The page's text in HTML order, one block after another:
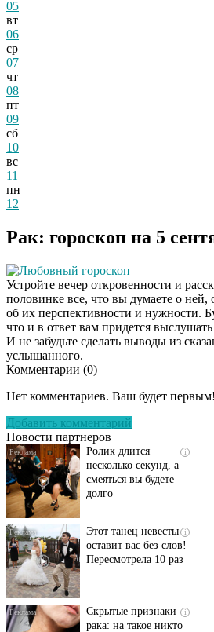
05
вт
06
ср
07
чт
08
пт
09
сб
10
вс
11
пн
12
Рак: гороскоп на 5
Любовный гороскоп
Устройте вечер откровенности и
половинке все, что вы думаете о
об их перспективности и нужности.
что и в ответ вам придется
И не забудьте сделать выводы из
услышанного.
Комментарии (0)
Нет комментариев. Ваш будет первым!
Добавить комментарий
Новости партнеров
Скрытая камера на
люди вытворяют, когда
i
Ролик длится
несколько секунд, а
смеяться вы будете
долго
i
Этот танец невесты
оставит вас без слов!
Пересмотрела 10 раз
i
Скрытые признаки
рака: на такое никто